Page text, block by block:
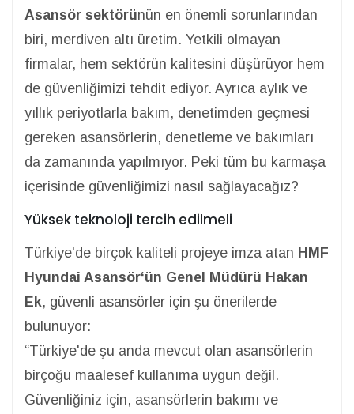
Asansör sektörünün en önemli sorunlarından
biri, merdiven altı üretim. Yetkili olmayan
firmalar, hem sektörün kalitesini düşürüyor hem
de güvenliğimizi tehdit ediyor. Ayrıca aylık ve
yıllık periyotlarla bakım, denetimden geçmesi
gereken asansörlerin, denetleme ve bakımları
da zamanında yapılmıyor. Peki tüm bu karmaşa
içerisinde güvenliğimizi nasıl sağlayacağız?
Yüksek teknoloji tercih edilmeli
Türkiye'de birçok kaliteli projeye imza atan HMF
Hyundai Asansör‘ün Genel Müdürü Hakan
Ek, güvenli asansörler için şu önerilerde
bulunuyor:
“Türkiye'de şu anda mevcut olan asansörlerin
birçoğu maalesef kullanıma uygun değil.
Güvenliğiniz için, asansörlerin bakımı ve